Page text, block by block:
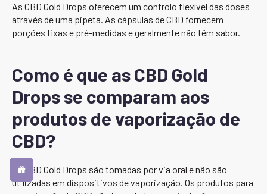
As CBD Gold Drops oferecem um controlo flexível das doses
através de uma pipeta. As cápsulas de CBD fornecem
porções fixas e pré-medidas e geralmente não têm sabor.
Como é que as CBD Gold
Drops se comparam aos
produtos de vaporização de
CBD?
As CBD Gold Drops são tomadas por via oral e não são
utilizadas em dispositivos de vaporização. Os produtos para